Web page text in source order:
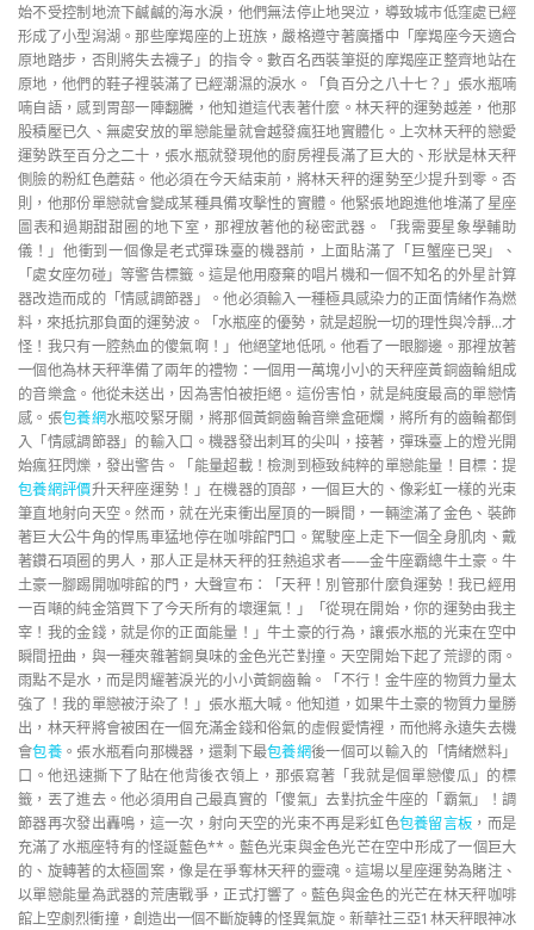
始不受控制地流下鹹鹹的海水淚，他們無法停止地哭泣，導致城市低窪處已經
形成了小型潟湖。那些摩羯座的上班族，嚴格遵守著廣播中「摩羯座今天適合
原地踏步，否則將失去襪子」的指令。數百名西裝筆挺的摩羯座正整齊地站在
原地，他們的鞋子裡裝滿了已經潮濕的淚水。「負百分之八十七？」張水瓶喃
喃自語，感到胃部一陣翻騰，他知道這代表著什麼。林天秤的運勢越差，他那
股積壓已久、無處安放的單戀能量就會越發瘋狂地實體化。上次林天秤的戀愛
運勢跌至百分之二十，張水瓶就發現他的廚房裡長滿了巨大的、形狀是林天秤
側臉的粉紅色蘑菇。他必須在今天結束前，將林天秤的運勢至少提升到零。否
則，他那份單戀就會變成某種具備攻擊性的實體。他緊張地跑進他堆滿了星座
圖表和過期甜甜圈的地下室，那裡放著他的秘密武器。「我需要星象學輔助
儀！」他衝到一個像是老式彈珠臺的機器前，上面貼滿了「巨蟹座已哭」、
「處女座勿碰」等警告標籤。這是他用廢棄的唱片機和一個不知名的外星計算
器改造而成的「情感調節器」。他必須輸入一種極具感染力的正面情緒作為燃
料，來抵抗那負面的運勢波。「水瓶座的優勢，就是超脫一切的理性與冷靜…才
怪！我只有一腔熱血的傻氣啊！」他絕望地低吼。他看了一眼腳邊。那裡放著
一個他為林天秤準備了兩年的禮物：一個用一萬塊小小的天秤座黃銅齒輪組成
的音樂盒。他從未送出，因為害怕被拒絕。這份害怕，就是純度最高的單戀情
感。張包養網水瓶咬緊牙關，將那個黃銅齒輪音樂盒砸爛，將所有的齒輪都倒
入「情感調節器」的輸入口。機器發出刺耳的尖叫，接著，彈珠臺上的燈光開
始瘋狂閃爍，發出警告。「能量超載！檢測到極致純粹的單戀能量！目標：提
包養網評價升天秤座運勢！」在機器的頂部，一個巨大的、像彩虹一樣的光束
筆直地射向天空。然而，就在光束衝出屋頂的一瞬間，一輛塗滿了金色、裝飾
著巨大公牛角的悍馬車猛地停在咖啡館門口。駕駛座上走下一個全身肌肉、戴
著鑽石項圈的男人，那人正是林天秤的狂熱追求者——金牛座霸總牛土豪。牛
土豪一腳踢開咖啡館的門，大聲宣布：「天秤！別管那什麼負運勢！我已經用
一百噸的純金箔買下了今天所有的壞運氣！」「從現在開始，你的運勢由我主
宰！我的金錢，就是你的正面能量！」牛土豪的行為，讓張水瓶的光束在空中
瞬間扭曲，與一種夾雜著銅臭味的金色光芒對撞。天空開始下起了荒謬的雨。
雨點不是水，而是閃耀著淚光的小小黃銅齒輪。「不行！金牛座的物質力量太
強了！我的單戀被汙染了！」張水瓶大喊。他知道，如果牛土豪的物質力量勝
出，林天秤將會被困在一個充滿金錢和俗氣的虛假愛情裡，而他將永遠失去機
會包養。張水瓶看向那機器，還剩下最包養網後一個可以輸入的「情緒燃料」
口。他迅速撕下了貼在他背後衣領上，那張寫著「我就是個單戀傻瓜」的標
籤，丟了進去。他必須用自己最真實的「傻氣」去對抗金牛座的「霸氣」！調
節器再次發出轟鳴，這一次，射向天空的光束不再是彩虹色包養留言板 ，而是
充滿了水瓶座特有的怪誕藍色**。藍色光束與金色光芒在空中形成了一個巨大
的、旋轉著的太極圖案，像是在爭奪林天秤的靈魂。這場以星座運勢為賭注、
以單戀能量為武器的荒唐戰爭，正式打響了。藍色與金色的光芒在林天秤咖啡
館上空劇烈衝撞，創造出一個不斷旋轉的怪異氣旋。新華社三亞1林天秤眼神冰